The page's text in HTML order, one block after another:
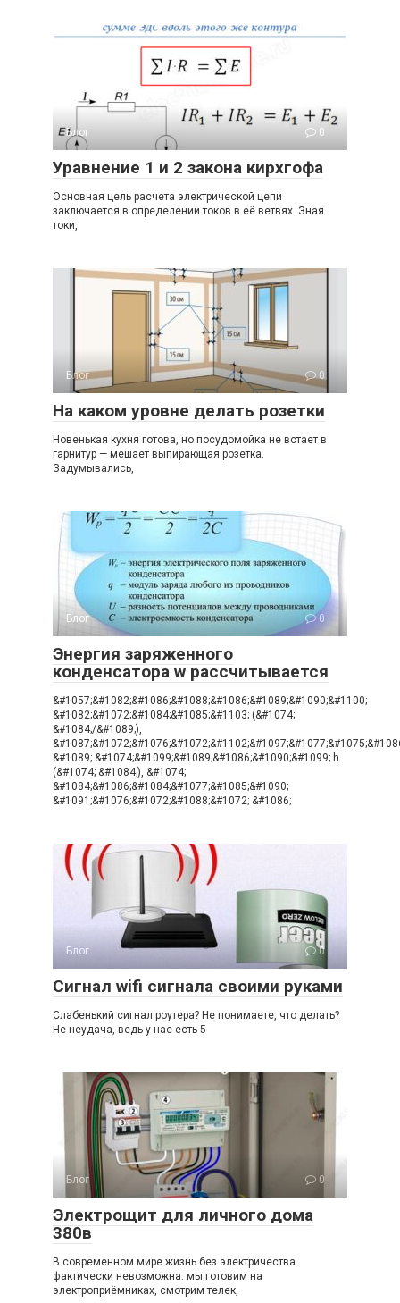
Блог 0
Уравнение 1 и 2 закона кирхгофа
Основная цель расчета электрической цепи
заключается в определении токов в её ветвях. Зная
токи,
Блог 0
На каком уровне делать розетки
Новенькая кухня готова, но посудомойка не встает в
гарнитур — мешает выпирающая розетка.
Задумывались,
Блог 0
Энергия заряженного
конденсатора w рассчитывается
&#1057;&#1082;&#1086;&#1088;&#1086;&#1089;&#1090;&#1100;
&#1082;&#1072;&#1084;&#1085;&#1103; (&#1074;
&#1084;/&#1089;),
&#1089; &#1074;&#1099;&#1089;&#1086;&#1090;&#1099; h
(&#1074; &#1084;), &#1074;
&#1084;&#1086;&#1084;&#1077;&#1085;&#1090;
&#1091;&#1076;&#1072;&#1088;&#1072; &#1086;
Блог 0
Сигнал wifi сигнала своими руками
Слабенький сигнал роутера? Не понимаете, что делать?
Не неудача, ведь у нас есть 5
Блог 0
Электрощит для личного дома
380в
В современном мире жизнь без электричества
фактически невозможна: мы готовим на
электроприёмниках, смотрим телек,